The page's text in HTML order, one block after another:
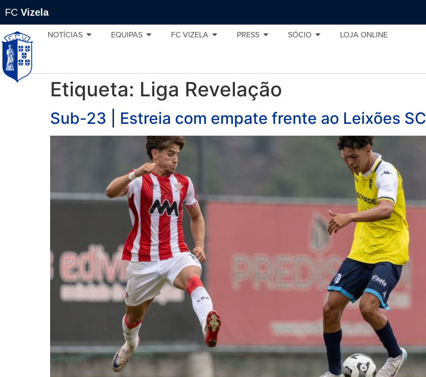
FC Vizela
NOTÍCIAS EQUIPAS FC VIZELA PRESS SÓCIO LOJA ONLINE
Etiqueta: Liga Revelação
Sub-23 | Estreia com empate frente ao Leixões SC